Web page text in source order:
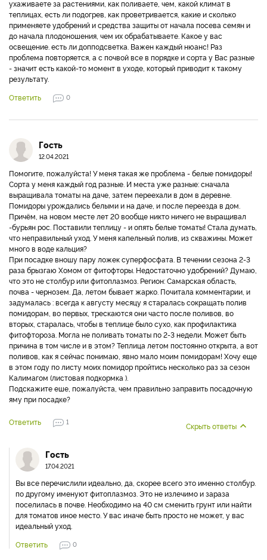
ухаживаете за растениями, как поливаете, чем, какой климат в
теплицах, есть ли подогрев, как проветривается, какие и сколько
применяете удобрений и средства защиты от начала посева семян и
до начала плодоношения, чем их обрабатываете. Какое у вас
освещение. есть ли допподсветка. Важен каждый нюанс! Раз
проблема повторяется, а с почвой все в порядке и сорта у Вас разные
- значит есть какой-то момент в уходе, который приводит к такому
результату.
Ответить
0
Гость
12.04.2021
Помогите, пожалуйста! У меня такая же проблема - белые помидоры!
Сорта у меня каждый год разные. И места уже разные: сначала
выращивала томаты на даче, затем переехали в дом в деревне.
Помидоры урождались белыми и на даче, и после переезда в дом.
Причём, на новом месте лет 20 вообще никто ничего не выращивал
-бурьян рос. Поставили теплицу - и опять белые томаты! Стала думать,
что неправильный уход. У меня капельный полив, из скважины. Может
много в воде кальция?
При посадке вношу пару ложек суперфосфата. В течении сезона 2-3
раза брызгаю Хомом от фитофторы. Недостаточно удобрений? Думаю,
что это не столбур или фитоплазмоз. Регион: Самарская область,
почва - чернозем. Да, летом бывает жарко. Почитала комментарии, и
задумалась : всегда к августу месяцу я старалась сокращать полив
помидорам, во первых, трескаются они часто после поливов, во
вторых, старалась, чтобы в теплице было сухо, как профилактика
фитофтороза. Могла не поливать томаты по 2-3 недели. Может быть
причина в том числе и в этом? Теплица летом постоянно открыта, а вот
поливов, как я сейчас понимаю, явно мало моим помидорам! Хочу еще
в этом году по листу моих помидор пройтись несколько раз за сезон
Калимагом (листовая подкормка ).
Подскажите еше, пожалуйста, чем правильно заправить посадочную
яму при посадке?
Ответить 1 Скрыть ответы
Гость
17.04.2021
Вы все перечислили идеально, да, скорее всего это именно столбур.
по другому именуют фитоплазмоз. Это не излечимо и зараза
поселилась в почве. Необходимо на 40 см сменить грунт или найти
для томатов иное место. У вас иначе быть просто не может, у вас
идеальный уход.
Ответить
0